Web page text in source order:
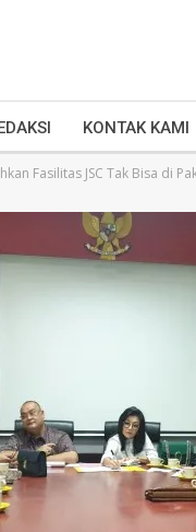
KONTAK KAMI
Fasilitas JSC Tak Bisa di